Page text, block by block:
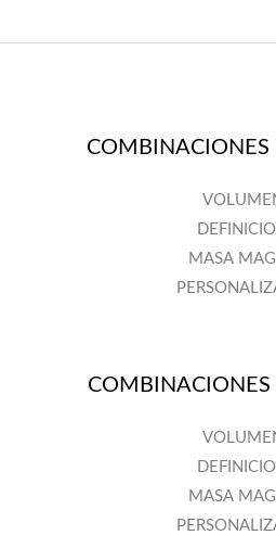
COMBINACIONES
MASA
COMBINACIONES
MASA